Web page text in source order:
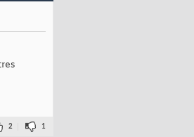
2 1